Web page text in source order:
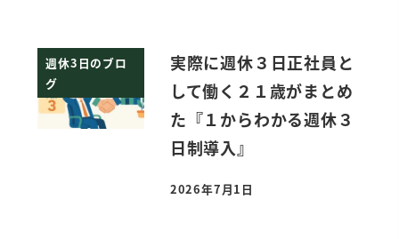
週休3日のブロ
グ
実際に週休３日正社員と
して働く２１歳がまとめ
た『１からわかる週休３
日制導入』
投稿日
2026年7月1日